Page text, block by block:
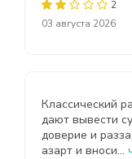
2
03 августа 2026
Классический
дают вывести
доверие и
азарт и вноси...